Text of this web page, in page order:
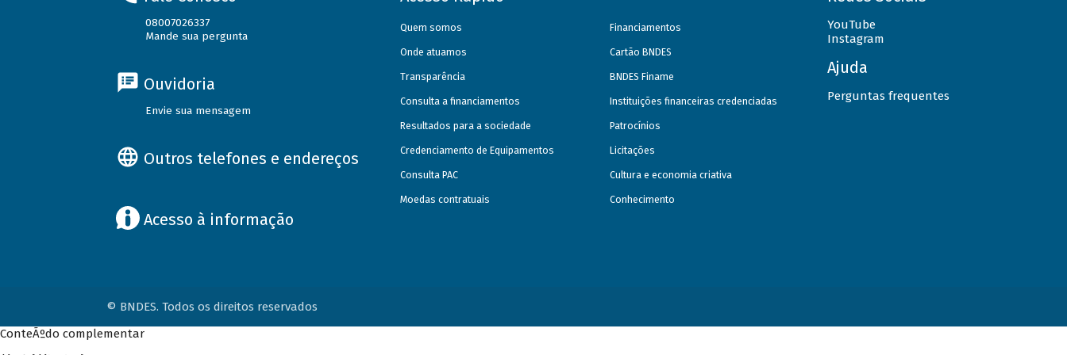
08007026337
Mande sua pergunta
Ouvidoria
Envie sua mensagem
Outros telefones e endereços
Acesso à informação
Quem somos
Onde atuamos
Transparência
Consulta a financiamentos
Resultados para a sociedade
Credenciamento de Equipamentos
Consulta PAC
Moedas contratuais
Financiamentos
Cartão BNDES
BNDES Finame
Instituições financeiras credenciadas
Patrocínios
Licitações
Cultura e economia criativa
Conhecimento
YouTube
Instagram
Ajuda
Perguntas frequentes
© BNDES. Todos os direitos reservados
ConteÃºdo complementar